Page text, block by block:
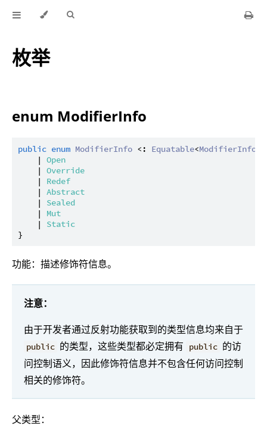
枚举
enum ModifierInfo
public enum ModifierInfo <: Equatable<ModifierInfo
    |
Open
    |
Override
    |
Redef
    |
Abstract
    |
Sealed
    |
Mut
    |
Static
功能：描述修饰符信息。
注意：
由于开发者通过反射功能获取到的类型信息均来自于
public 的类型，这些类型都必定拥有 public 的访
问控制语义，因此修饰符信息并不包含任何访问控制
相关的修饰符。
父类型：